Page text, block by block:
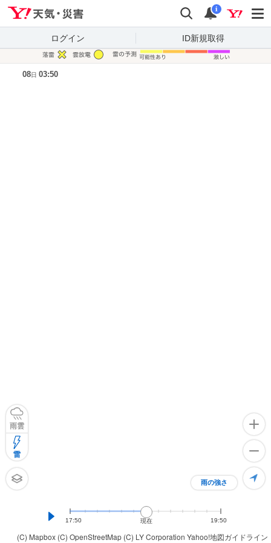
検索 通知
i
ログイン ID新規取得
(C) Mapbox (C) OpenStreetMap (C) LY Corporation Yahoo!地図ガイドライン
雨の強さ
雨雲
雷
17:50 現在 19:50
08日 03:50